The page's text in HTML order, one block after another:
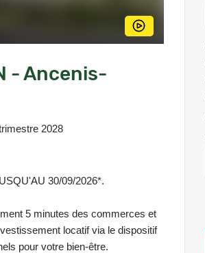
- Ancenis-
2028
30/09/2026*.
5 minutes des commerces et
locatif via le dispositif
pour votre bien-être.